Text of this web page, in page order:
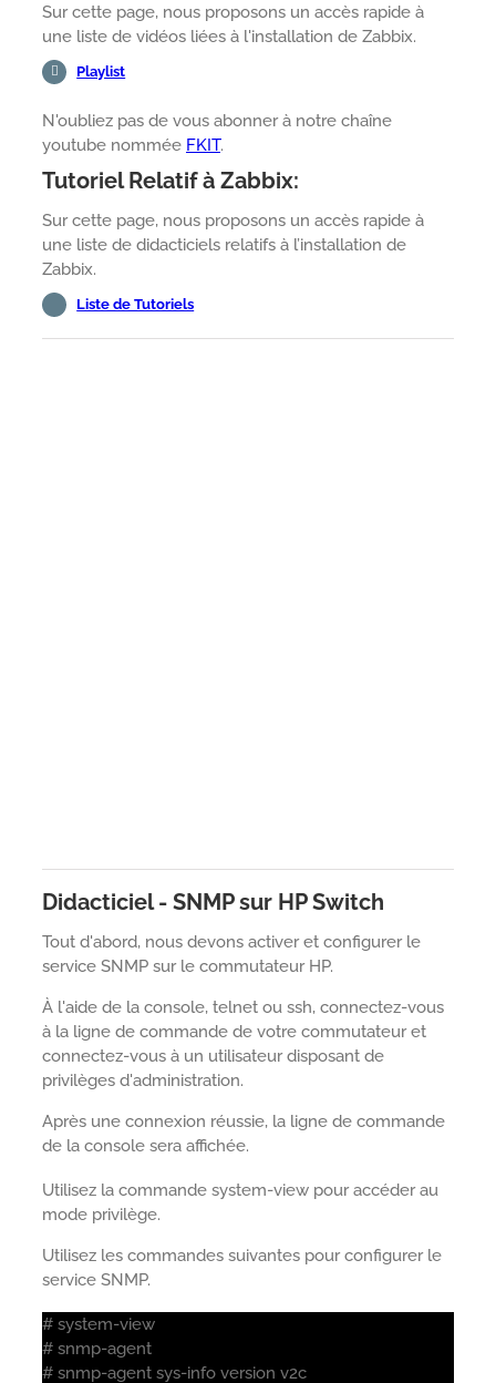
Sur cette page, nous proposons un accès rapide à
une liste de vidéos liées à l'installation de Zabbix.
Playlist
N'oubliez pas de vous abonner à notre chaîne
youtube nommée FKIT.
Tutoriel Relatif à Zabbix:
Sur cette page, nous proposons un accès rapide à
une liste de didacticiels relatifs à l’installation de
Zabbix.
Liste de Tutoriels
Didacticiel - SNMP sur HP Switch
Tout d'abord, nous devons activer et configurer le
service SNMP sur le commutateur HP.
À l'aide de la console, telnet ou ssh, connectez-vous
à la ligne de commande de votre commutateur et
connectez-vous à un utilisateur disposant de
privilèges d'administration.
Après une connexion réussie, la ligne de commande
de la console sera affichée.
Utilisez la commande system-view pour accéder au
mode privilège.
Utilisez les commandes suivantes pour configurer le
service SNMP.
# system-view
# snmp-agent
# snmp-agent sys-info version v2c